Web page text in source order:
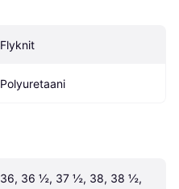
Flyknit
Polyuretaani
36, 36 ½, 37 ½, 38, 38 ½,